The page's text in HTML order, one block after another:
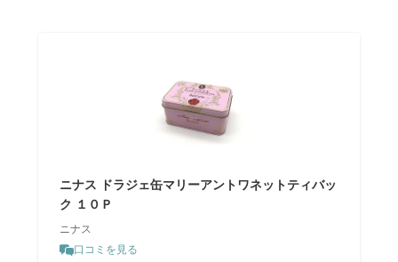
ニナス ドラジェ缶マリーアントワネットティバッ
ク １０Ｐ
ニナス
口コミを見る